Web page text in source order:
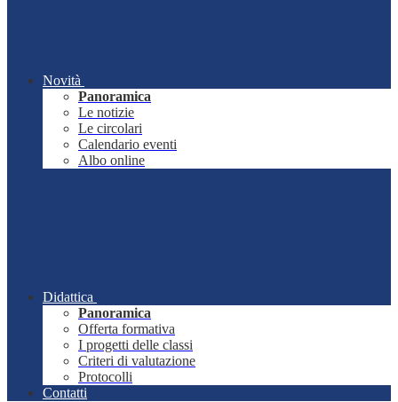
Novità
Panoramica
Le notizie
Le circolari
Calendario eventi
Albo online
Didattica
Panoramica
Offerta formativa
I progetti delle classi
Criteri di valutazione
Protocolli
Contatti